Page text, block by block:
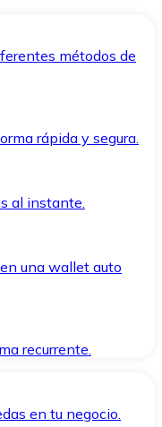
métodos de
rápida y segura.
al instante.
una wallet auto
recurrente.
en tu negocio.